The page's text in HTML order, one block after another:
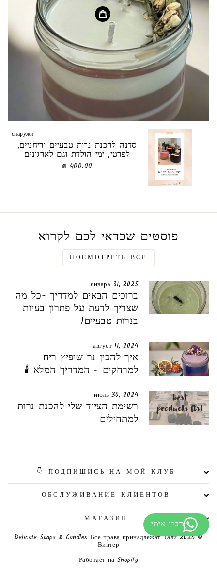
снаружи
סדנה להכנת נרות טבעיים וריחניים,
לפרטי, ימי הולדת וגם לארגונים
400.00 ₪
פוסטים שכדאי לכם לקרוא
ПОСМОТРЕТЬ ВСЕ
январь 31, 2025
ברוכים הבאים למדריך -כל מה
שצריך לדעת על פתרון בעיות
בנרות טבעיים!
август 11, 2024
איך להכין נר שיפיץ ריח
למרחקים - המדריך המלא 🕯️
июль 30, 2024
רשימת הציוד שלי להכנת נרות
למתחילים
ПОДПИШИСЬ НА МОЙ КЛУБ 👇
ОБСЛУЖИВАНИЕ КЛИЕНТОВ
МАГАЗИН
© 2026 Delicate Soaps & Candles Все права принадлежат Тали
Винтер
Работает на Shopify